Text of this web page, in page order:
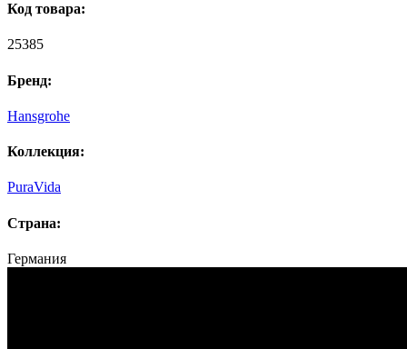
Код товара:
25385
Бренд:
Hansgrohe
Коллекция:
PuraVida
Страна:
Германия